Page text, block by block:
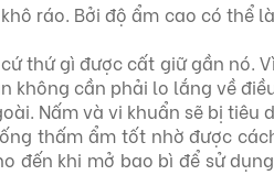
ráo. Bởi độ ẩm cao có thể
thứ gì được cất giữ gần nó.
không cần phải lo lắng về
Nấm và vi khuẩn sẽ bị tiêu
thấm ẩm tốt nhờ được
đến khi mở bao bì để sử